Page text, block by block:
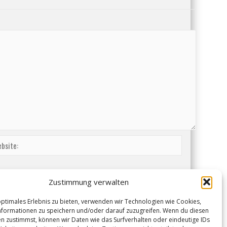
Zustimmung verwalten
Erlebnis zu bieten, verwenden wir Technologien wie Cookies,
zu speichern und/oder darauf zuzugreifen. Wenn du diesen
zustimmst, können wir Daten wie das Surfverhalten oder eindeutige IDs